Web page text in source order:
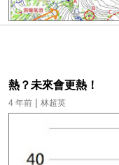
熱？未來會更熱！
4 年前 | 林超英